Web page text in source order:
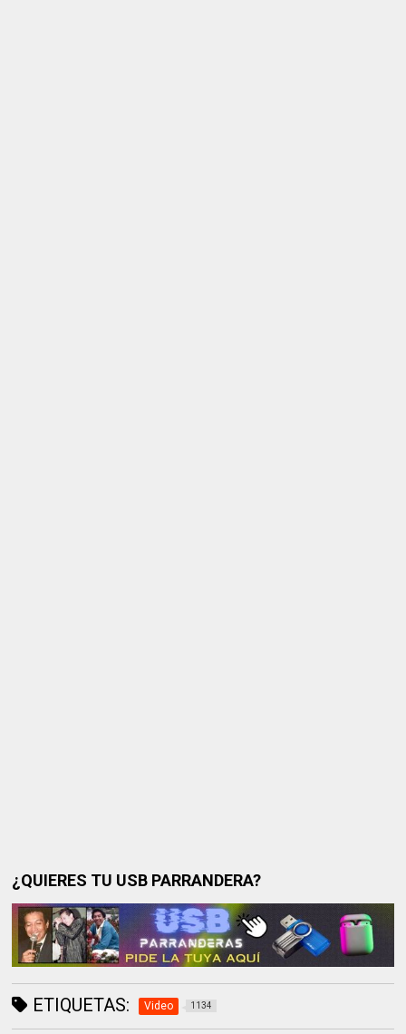
¿QUIERES TU USB PARRANDERA?
ETIQUETAS: Video 1134